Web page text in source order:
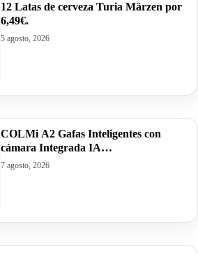
12 Latas de cerveza Turia Märzen por
6,49€.
5 agosto, 2026
COLMi A2 Gafas Inteligentes con
cámara Integrada IA…
7 agosto, 2026